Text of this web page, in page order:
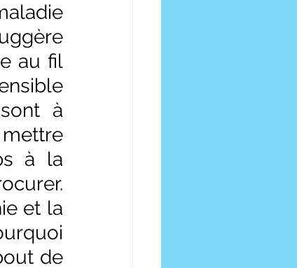
au fil
à
à la
et la
de